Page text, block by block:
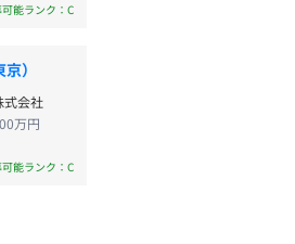
能ランク：C
）
式会社
万円
能ランク：C